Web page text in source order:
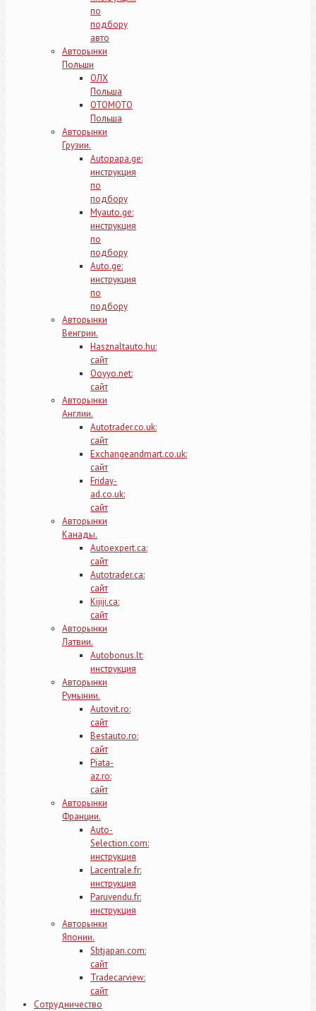
по
подбору
авто
Авторынки
Польши
ОЛХ
Польша
OTOMOTO
Польша
Авторынки
Грузии.
Аutopapa.ge:
инструкция
по
подбору
Myauto.ge:
инструкция
по
подбору
Аuto.ge:
инструкция
по
подбору
Авторынки
Венгрии.
Hasznaltauto.hu:
сайт
Ooyyo.net:
сайт
Авторынки
Англии.
Autotrader.co.uk:
сайт
Exchangeandmart.co.uk:
сайт
Friday-
ad.co.uk:
сайт
Авторынки
Канады.
Autoexpert.ca:
сайт
Autotrader.ca:
сайт
Kijiji.ca:
сайт
Авторынки
Латвии.
Autobonus.lt:
инструкция
Авторынки
Румынии.
Autovit.ro:
сайт
Bestauto.ro:
сайт
Piata-
az.ro:
сайт
Авторынки
Франции.
Auto-
Selection.com:
инструкция
Lacentrale.fr:
инструкция
Paruvendu.fr:
инструкция
Авторынки
Японии.
Sbtjapan.com:
сайт
Tradecarview:
сайт
Сотрудничество